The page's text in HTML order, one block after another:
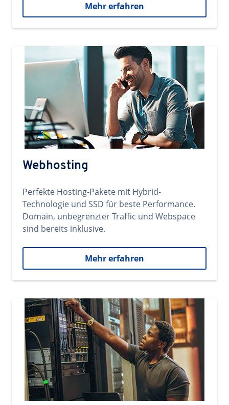
Mehr erfahren
Webhosting
Perfekte Hosting-Pakete mit Hybrid-
Technologie und SSD für beste Performance.
Domain, unbegrenzter Traffic und Webspace
sind bereits inklusive.
Mehr erfahren